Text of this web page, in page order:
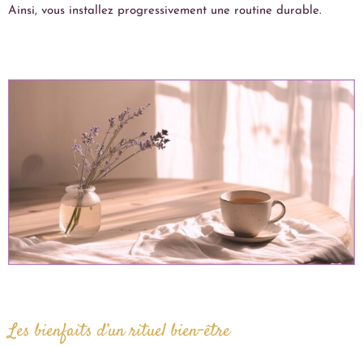
Ainsi, vous installez progressivement une routine durable.
Les bienfaits d’un rituel bien-être